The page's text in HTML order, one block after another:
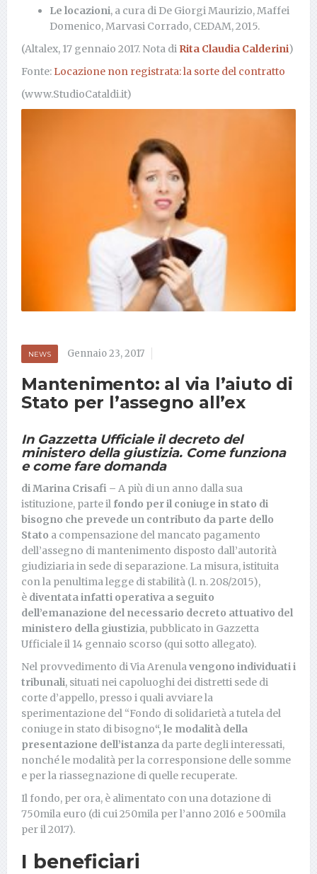
Le locazioni, a cura di De Giorgi Maurizio, Maffei
Domenico, Marvasi Corrado, CEDAM, 2015.
(Altalex, 17 gennaio 2017. Nota di Rita Claudia Calderini)
Fonte: Locazione non registrata: la sorte del contratto
(www.StudioCataldi.it)
NEWS Gennaio 23, 2017
Mantenimento: al via l’aiuto di
Stato per l’assegno all’ex
In Gazzetta Ufficiale il decreto del
ministero della giustizia. Come funziona
e come fare domanda
di Marina Crisafi – A più di un anno dalla sua
istituzione, parte il fondo per il coniuge in stato di
bisogno che prevede un contributo da parte dello
Stato a compensazione del mancato pagamento
dell’assegno di mantenimento disposto dall’autorità
giudiziaria in sede di separazione. La misura, istituita
con la penultima legge di stabilità (l. n. 208/2015),
è diventata infatti operativa a seguito
dell’emanazione del necessario decreto attuativo del
ministero della giustizia, pubblicato in Gazzetta
Ufficiale il 14 gennaio scorso (qui sotto allegato).
Nel provvedimento di Via Arenula vengono individuati i
tribunali, situati nei capoluoghi dei distretti sede di
corte d’appello, presso i quali avviare la
sperimentazione del “Fondo di solidarietà a tutela del
coniuge in stato di bisogno“, le modalità della
presentazione dell’istanza da parte degli interessati,
nonché le modalità per la corresponsione delle somme
e per la riassegnazione di quelle recuperate.
Il fondo, per ora, è alimentato con una dotazione di
750mila euro (di cui 250mila per l’anno 2016 e 500mila
per il 2017).
I beneficiari